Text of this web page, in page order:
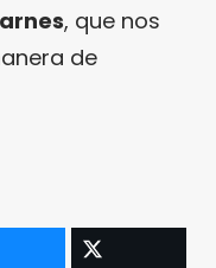
, que nos
de